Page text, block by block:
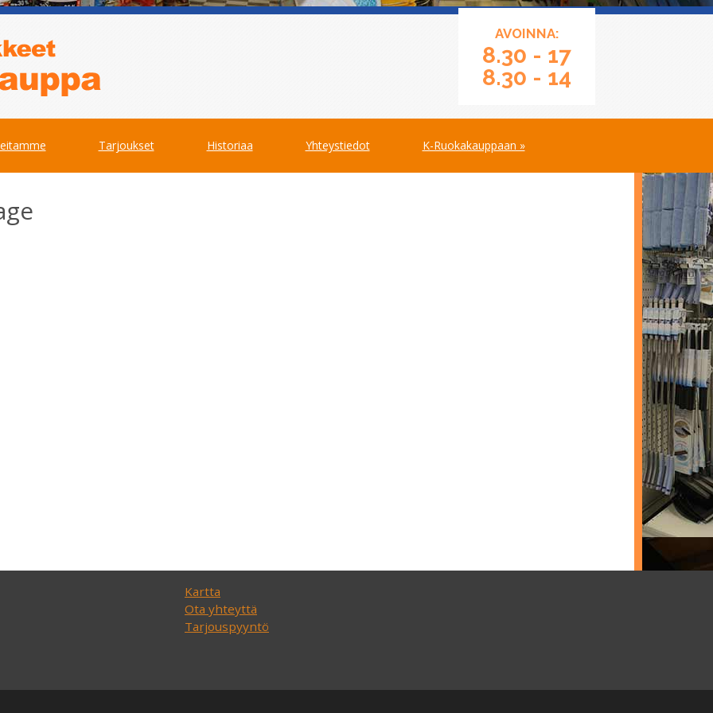
AVOINNA:
8.30 - 17
8.30 - 14
Tarjoukset Historiaa Yhteystiedot K-Ruokakauppaan »
Kartta
Ota yhteyttä
Tarjouspyyntö